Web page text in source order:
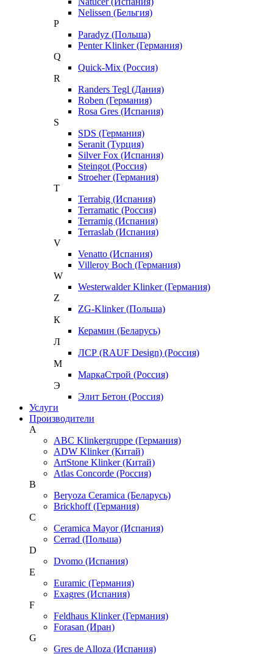
Nelissen (Бельгия)
P
Paradyz (Польша)
Penter Klinker (Германия)
Q
Quick-Mix (Россия)
R
Randers Tegl (Дания)
Roben (Германия)
Rosa Gres (Испания)
S
SDS (Германия)
Seranit (Турция)
Silver Fox (Испания)
Steingot (Россия)
Stroeher (Германия)
T
Terrabig (Испания)
Terramatic (Россия)
Terramig (Испания)
Terraslab (Испания)
V
Venatto (Испания)
Villeroy Boch (Германия)
W
Westerwalder Klinker (Германия)
Z
ZG-Klinker (Польша)
К
Керамин (Беларусь)
Л
ЛСР (RAUF Design) (Россия)
М
МаркаСтрой (Россия)
Э
Элит Бетон (Россия)
Услуги
Производители
A
ABC Klinkergruppe (Германия)
ADW Klinker (Китай)
ArtStone Klinker (Китай)
Atlas Concorde (Россия)
B
Beryoza Ceramica (Беларусь)
Brickhoff (Германия)
C
Ceramica Mayor (Испания)
Cerrad (Польша)
D
Dvomo (Испания)
E
Euramic (Германия)
Exagres (Испания)
F
Feldhaus Klinker (Германия)
Forasan (Иран)
G
Gres de Alloza (Испания)